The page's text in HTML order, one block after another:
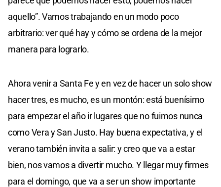
aquello”. Vamos trabajando en un modo poco
arbitrario: ver qué hay y cómo se ordena de la mejor
manera para lograrlo.
Ahora venir a Santa Fe y en vez de hacer un solo show
hacer tres, es mucho, es un montón: está buenísimo
para empezar el año ir lugares que no fuimos nunca
como Vera y San Justo. Hay buena expectativa, y el
verano también invita a salir: y creo que va a estar
bien, nos vamos a divertir mucho. Y llegar muy firmes
para el domingo, que va a ser un show importante